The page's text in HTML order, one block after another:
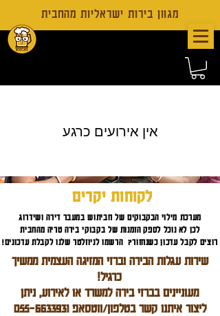
מגוון בירות ישראליות מהחבית
אין אירועים כרגע
לקוחות יקרים
מערכת מילוי הבקבוקים של חביתוש במעבר דירה ושידרוג
לכן לא נוכל לספק הזמנות של בקבוקי בירה טריה מהחבית
רוצים לקבל עדכון כשנחזור? הרשמו לניוזלטר שלנו לקבלת עדכונים!
שירות עגלות הבירה וברזי המזיגה העצמית ממשיך
כרגיל!
מעוניינים בברזי בירה למשרד או לאירוע, ניתן
ליצור איתנו קשר בטלפון/ווטסאפ055-6633931